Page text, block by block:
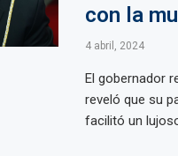
con la
4 abril, 2024
El gobernador
reveló que su
facilitó un